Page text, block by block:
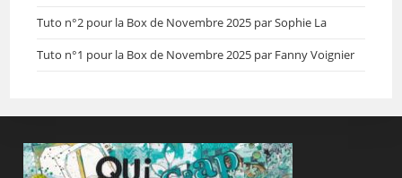
Tuto n°2 pour la Box de Novembre 2025 par Sophie La
Tuto n°1 pour la Box de Novembre 2025 par Fanny Voignier